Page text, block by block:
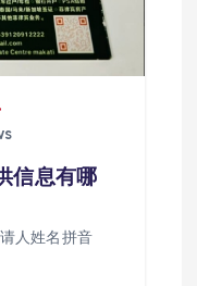
信息有哪
人姓名拼音